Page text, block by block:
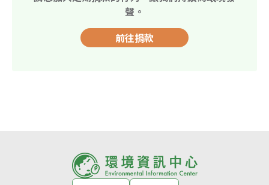
聲。
前往捐款